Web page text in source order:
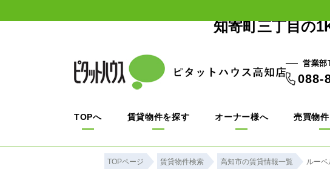
知寄町三丁目の
営業部
088-
TOPへ 賃貸物件を探す オーナー様へ 売買物
TOPページ 賃貸物件検索 高知市の賃貸情報一覧 ルー